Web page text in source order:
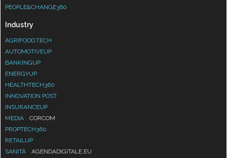
PEOPLE&CHANGE360
Industry
AGRIFOOD.TECH
AUTOMOTIVEUP
BANKINGUP
ENERGYUP
HEALTHTECH360
INNOVATION POST
INSURANCEUP
MEDIA
CORCOM
PROPTECH360
RETAILUP
SANITÀ
AGENDADIGITALE.EU